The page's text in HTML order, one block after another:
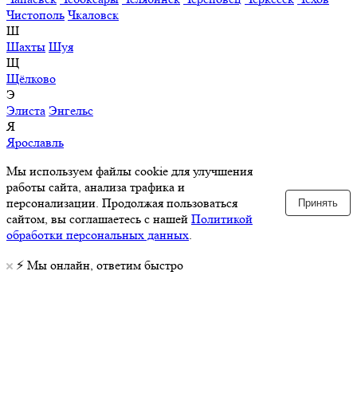
Чистополь Чкаловск
Ш
Шахты Шуя
Щ
Щёлково
Э
Элиста Энгельс
Я
Ярославль
Мы используем файлы cookie для улучшения
работы сайта, анализа трафика и
персонализации. Продолжая пользоваться
сайтом, вы соглашаетесь с нашей Политикой
обработки персональных данных.
Принять
⚡️ Мы онлайн, ответим быстро